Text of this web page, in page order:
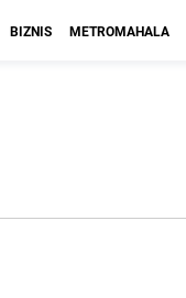
BIZNIS METROMAHALA